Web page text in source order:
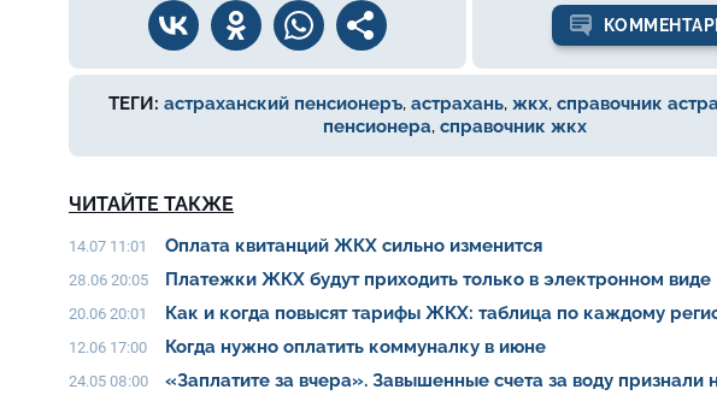
ТЕГИ: астраханский пенсионеръ, астрахань, жкх, справочник
пенсионера, справочник жкх
ЧИТАЙТЕ ТАКЖЕ
14.07 11:01 Оплата квитанций ЖКХ сильно изменится
28.06 20:05 Платежки ЖКХ будут приходить только в электронном виде
20.06 20:01 Как и когда повысят тарифы ЖКХ: таблица по каждому
12.06 17:00 Когда нужно оплатить коммуналку в июне
24.05 08:00 «Заплатите за вчера». Завышенные счета за воду признали